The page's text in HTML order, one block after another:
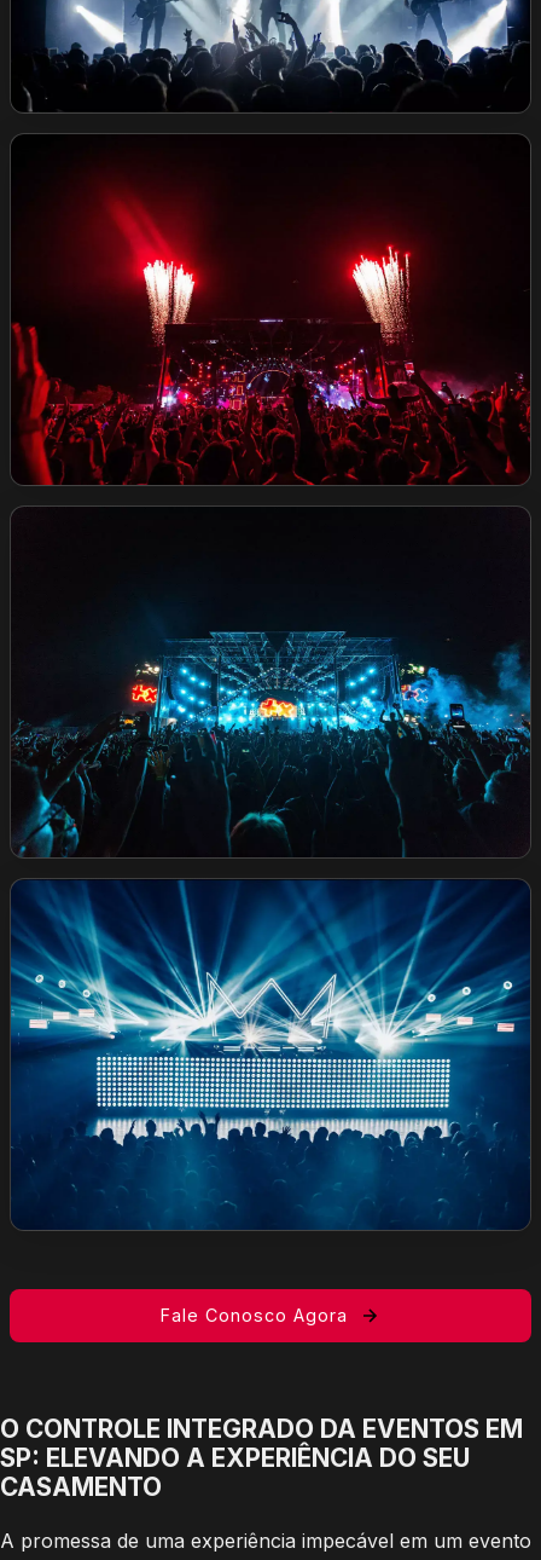
Fale Conosco Agora
O CONTROLE INTEGRADO DA EVENTOS EM
SP: ELEVANDO A EXPERIÊNCIA DO SEU
CASAMENTO
A promessa de uma experiência impecável em um evento